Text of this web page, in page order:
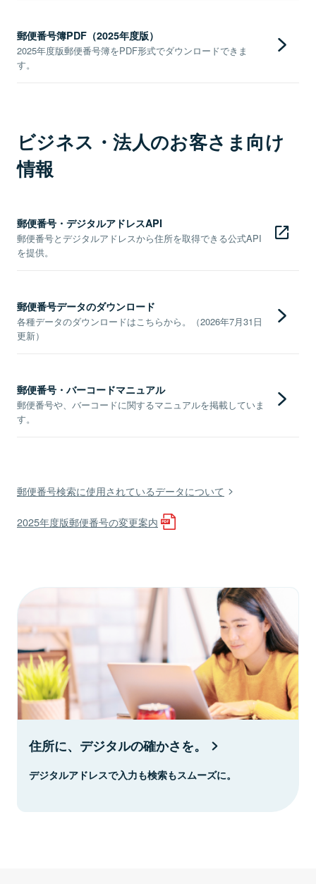
郵便番号簿PDF（2025年度版）
2025年度版郵便番号簿をPDF形式でダウンロードできま
す。
ビジネス・法人のお客さま向け
情報
郵便番号・デジタルアドレスAPI
郵便番号とデジタルアドレスから住所を取得できる公式API
を提供。
郵便番号データのダウンロード
各種データのダウンロードはこちらから。（2026年7月31日
更新）
郵便番号・バーコードマニュアル
郵便番号や、バーコードに関するマニュアルを掲載していま
す。
郵便番号検索に使用されているデータについて
2025年度版郵便番号の変更案内
住所に、デジタルの確かさを。
デジタルアドレスで入力も検索もスムーズに。